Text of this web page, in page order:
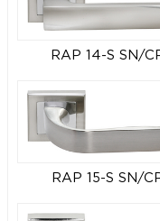
RAP 14-S SN/
RAP 15-S SN/